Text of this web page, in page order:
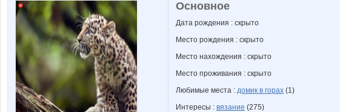
Основное
Дата рождения : скрыто
Место рождения : скрыто
Место нахождения : скрыто
Место проживания : скрыто
Любимые места : домик в горах (1)
Интересы : вязание (275)